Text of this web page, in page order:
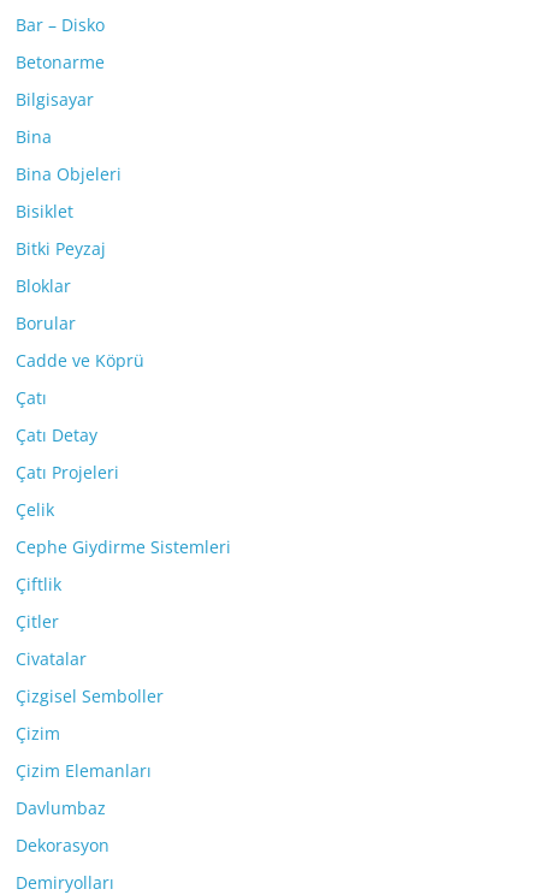
Bar – Disko
Betonarme
Bilgisayar
Bina
Bina Objeleri
Bisiklet
Bitki Peyzaj
Bloklar
Borular
Cadde ve Köprü
Çatı
Çatı Detay
Çatı Projeleri
Çelik
Cephe Giydirme Sistemleri
Çiftlik
Çitler
Civatalar
Çizgisel Semboller
Çizim
Çizim Elemanları
Davlumbaz
Dekorasyon
Demiryolları